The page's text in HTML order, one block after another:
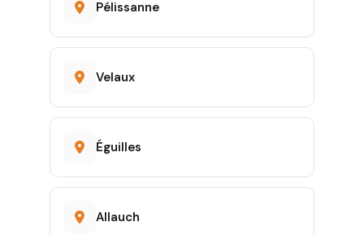
Pélissanne
Velaux
Éguilles
Allauch